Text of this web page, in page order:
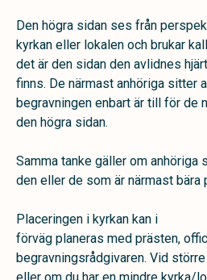
Den högra sidan ses från
kyrkan eller lokalen och brukar
det är den sidan den avlidnes
finns. De närmast anhöriga sitter
begravningen enbart är till för de
den högra sidan.
Samma tanke gäller om anhöriga
den eller de som är närmast bära
Placeringen i kyrkan kan i
förväg planeras med prästen,
begravningsrådgivaren. Vid